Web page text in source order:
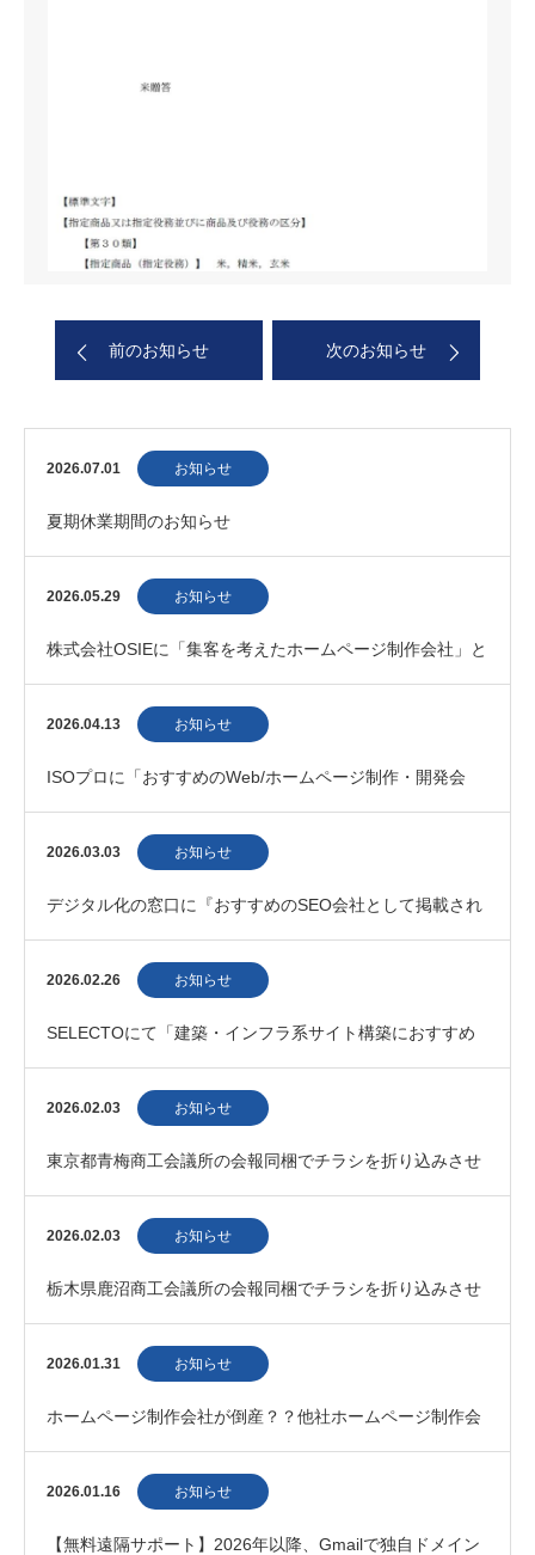
前のお知らせ 次のお知らせ
2026.07.01 お知らせ
夏期休業期間のお知らせ
2026.05.29 お知らせ
株式会社OSIEに「集客を考えたホームページ制作会社」と
して掲載されました。
2026.04.13 お知らせ
ISOプロに「おすすめのWeb/ホームページ制作・開発会
社」として掲載されました。
2026.03.03 お知らせ
デジタル化の窓口に『おすすめのSEO会社として掲載され
ました』
2026.02.26 お知らせ
SELECTOにて「建築・インフラ系サイト構築におすすめ
の制作会社」としてご紹介いただきました
2026.02.03 お知らせ
東京都青梅商工会議所の会報同梱でチラシを折り込みさせ
ていただきました。
2026.02.03 お知らせ
栃木県鹿沼商工会議所の会報同梱でチラシを折り込みさせ
ていただきました。
2026.01.31 お知らせ
ホームページ制作会社が倒産？？他社ホームページ制作会
社との契約・運用に不安を感じている方へ
2026.01.16 お知らせ
【無料遠隔サポート】2026年以降、Gmailで独自ドメイン